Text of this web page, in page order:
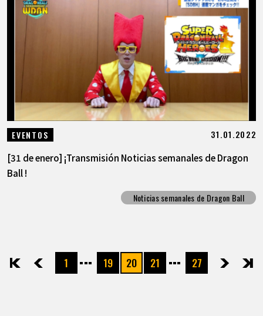
EVENTOS 31.01.2022
[31 de enero] ¡Transmisión Noticias semanales de Dragon
Ball !
Noticias semanales de Dragon Ball
先頭 前へ1 19 20 21 27次へ最後